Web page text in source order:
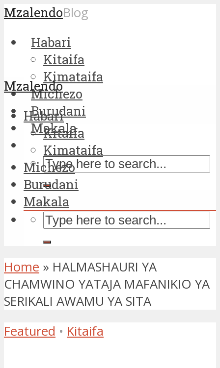
MzalendoBlog
Habari
Kitaifa
Kimataifa
Michezo
Burudani
Makala
Mzalendo
Habari
Kitaifa
Kimataifa
Michezo
Burudani
Makala
Home » HALMASHAURI YA
CHAMWINO YATAJA MAFANIKIO YA
SERIKALI AWAMU YA SITA
Featured • Kitaifa